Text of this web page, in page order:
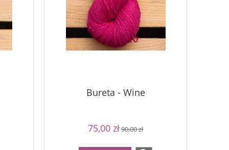
Bureta - Wine
75,00 zł90,00 zł